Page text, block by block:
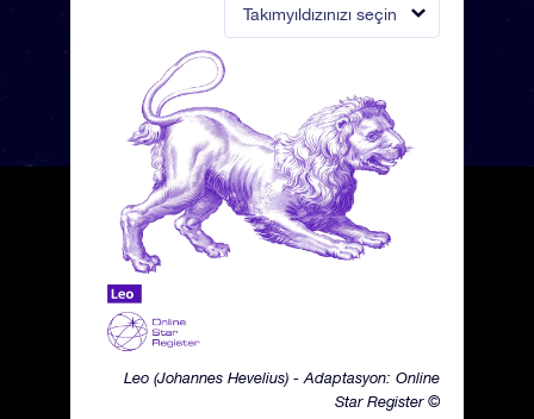
Takımyıldızınızı seçin
Leo (Johannes Hevelius) - Adaptasyon: Online
Star Register ©